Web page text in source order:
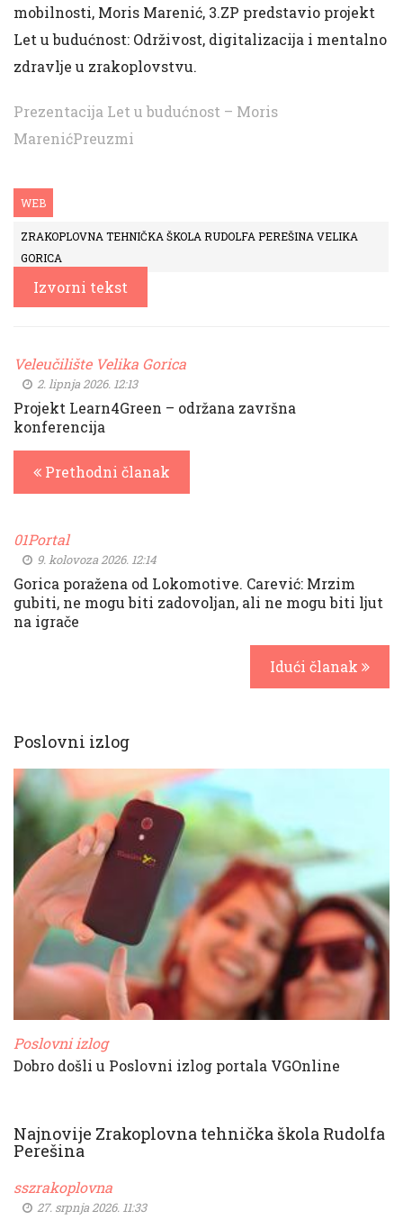
mobilnosti, Moris Marenić, 3.ZP predstavio projekt
Let u budućnost: Održivost, digitalizacija i mentalno
zdravlje u zrakoplovstvu.
Prezentacija Let u budućnost – Moris
MarenićPreuzmi
WEB
ZRAKOPLOVNA TEHNIČKA ŠKOLA RUDOLFA PEREŠINA VELIKA
GORICA
Izvorni tekst
Veleučilište Velika Gorica
2. lipnja 2026. 12:13
Projekt Learn4Green – održana završna
konferencija
Prethodni članak
01Portal
9. kolovoza 2026. 12:14
Gorica poražena od Lokomotive. Carević: Mrzim
gubiti, ne mogu biti zadovoljan, ali ne mogu biti ljut
na igrače
Idući članak
Poslovni izlog
Poslovni izlog
Dobro došli u Poslovni izlog portala VGOnline
Najnovije Zrakoplovna tehnička škola Rudolfa
Perešina
sszrakoplovna
27. srpnja 2026. 11:33